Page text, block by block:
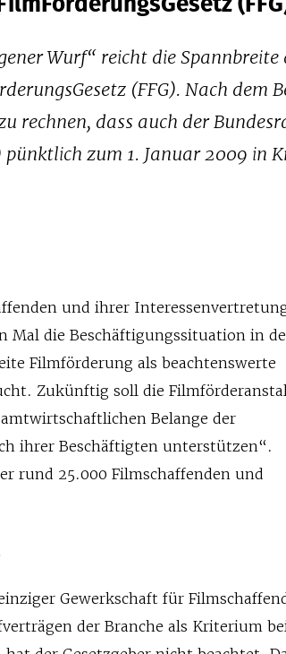
Wurf“ reicht die Spannbreite
(FFG). Nach dem
rechnen, dass auch der
pünktlich zum 1. Januar 2009 in
und ihrer
Mal die Beschäftigungssituation in
Filmförderung als beachtenswerte
Zukünftig soll die
Belange der
ihrer Beschäftigten unterstützen“.
rund 25.000 Filmschaffenden und
Gewerkschaft für
der Branche als Kriterium